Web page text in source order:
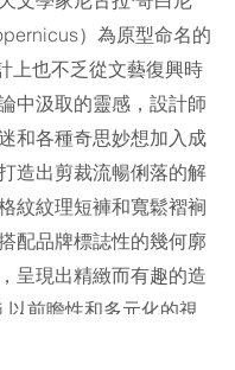
）為原型命名的
上也不乏從文藝復興時
中汲取的靈感，設計師
和各種奇思妙想加入成
造出剪裁流暢俐落的解
紋紋理短褲和寬鬆褶裥
配品牌標誌性的幾何廓
呈現出精緻而有趣的造
以前瞻性和多元化的視